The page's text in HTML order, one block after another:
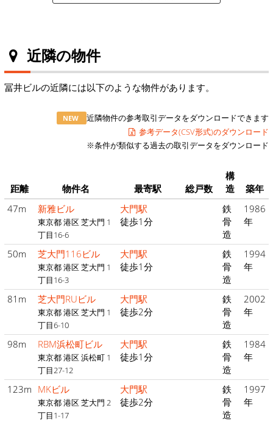
近隣の物件
冨井ビルの近隣には以下のような物件があります。
NEW
近隣物件の参考取引データをダウンロードできます
参考データ(CSV形式)のダウンロード
※条件が類似する過去の取引データをダウンロード
距離 物件名 最寄駅 総戸数
構
造
築年
47m
新雅ビル
東京都 港区 芝大門 1
丁目16-6
大門駅
徒歩1分
鉄
骨
造
1986
年
50m 芝大門116ビル
東京都 港区 芝大門 1
丁目16-3
大門駅
徒歩1分
鉄
骨
造
1994
年
81m 芝大門RUビル
東京都 港区 芝大門 1
丁目6-10
大門駅
徒歩2分
鉄
骨
造
2002
年
98m RBM浜松町ビル
東京都 港区 浜松町 1
丁目27-12
大門駅
徒歩1分
鉄
骨
造
1984
年
123m MKビル
東京都 港区 芝大門 2
丁目1-17
大門駅
徒歩2分
鉄
骨
造
1997
年